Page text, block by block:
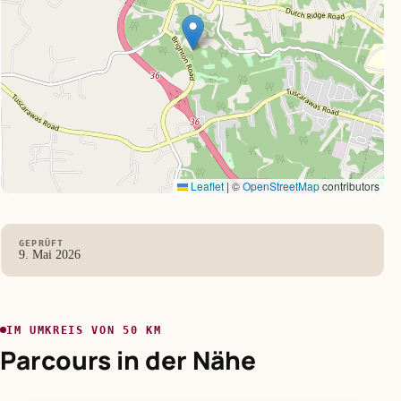
Leaflet |©OpenStreetMapcontributors
GEPRÜFT
9. Mai 2026
IM UMKREIS VON 50 KM
Parcours in der Nähe